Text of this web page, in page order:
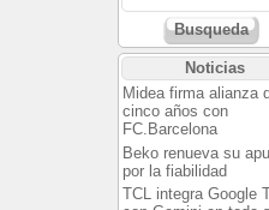
Busqueda
Noticias
Midea firma alianza
cinco años con
FC.Barcelona
Beko renueva su
por la fiabilidad
TCL integra Google